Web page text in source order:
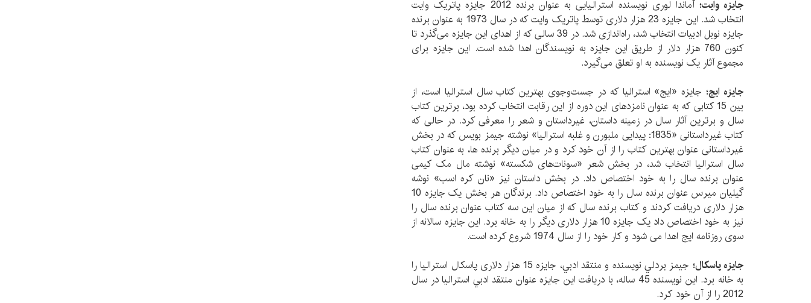
جایزه وایت؛
آماندا لوری نویسنده استرالیایی به عنوان برنده 2012 جایزه پاتریک وایت
انتخاب شد. این جایزه 23 هزار دلاری توسط پاتریک وایت که در سال 1973 به عنوان برنده
جایزه نوبل ادبیات انتخاب شد، راه‌اندازی شد. در 39 سالی که از اهدای این جایزه می‌گذرد تا
کنون 760 هزار دلار از طریق این جایزه به نویسندگان اهدا شده است. این جایزه برای
مجموع آثار یک نویسنده به او تعلق می‌گیرد.
جایزه ایج؛جایزه «ایج» استرالیا که در جست‌وجوی بهترین کتاب سال استرالیا است، از
بین 15 کتابی که به عنوان نامزدهای این دوره از این رقابت انتخاب کرده بود، برترین کتاب
سال و برترین آثار سال در زمینه داستان، غیرداستان و شعر را معرفی کرد. در حالی که
کتاب غیرداستانی «1835: پیدایی ملبورن و غلبه استرالیا» نوشته جیمز بویس که در بخش
غیرداستانی عنوان بهترین کتاب را از آن خود کرد و در میان دیگر برنده ها، به عنوان کتاب
سال استرالیا انتخاب شد، در بخش شعر «سونات‌های شکسته» نوشته مال مک کیمی
عنوان برنده سال را به خود اختصاص داد. در بخش داستان نیز «نان کره اسب» نوشه
گیلیان میرس عنوان برنده سال را به خود اختصاص داد. برندگان هر بخش یک جایزه 10
هزار دلاری دریافت کردند و کتاب برنده سال که از میان این سه کتاب عنوان برنده سال را
نیز به خود اختصاص داد یک جایزه 10 هزار دلاری دیگر را به خانه ‌برد. این جایزه سالانه از
سوی روزنامه ایج اهدا می شود و کار خود را از سال 1974 شروع کرده است.
جايزه پاسكال؛
جيمز بردلي نويسنده و منتقد ادبي، جايزه 15 هزار دلاری پاسكال استراليا را
به خانه برد. اين نويسنده 45 ساله، با دريافت اين جايزه عنوان منتقد ادبي استراليا در سال
2012 را از آن خود كرد.